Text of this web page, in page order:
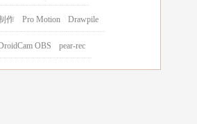
作 Pro Motion Drawpile
OBS pear-rec